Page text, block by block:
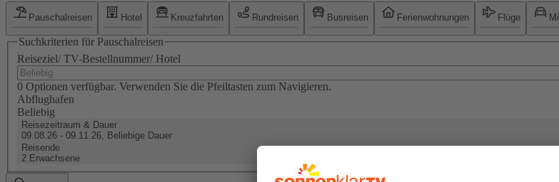
Pauschalreisen Hotel Kreuzfahrten Rundreisen Busreisen Ferienwohnungen Flüge
Suchkriterien für Pauschalreisen
Reiseziel/ TV-Bestellnummer/ Hotel
0 Optionen verfügbar. Verwenden Sie die Pfeiltasten zum Navigieren.
Abflughafen
Beliebig
Reisezeitraum & Dauer
09.08.26 - 09.11.26, Beliebige Dauer
Reisende
2 Erwachsene